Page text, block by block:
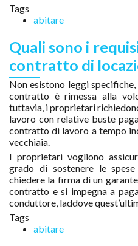
Tags
abitare
Quali sono i
contratto di
Non esistono leggi
contratto è rimessa alla
tuttavia, i proprietari
lavoro con relative buste
contratto di lavoro a tempo
vecchiaia.
I proprietari vogliono
grado di sostenere le
chiedere la firma di un
contratto e si impegna a
conduttore, laddove
Tags
abitare